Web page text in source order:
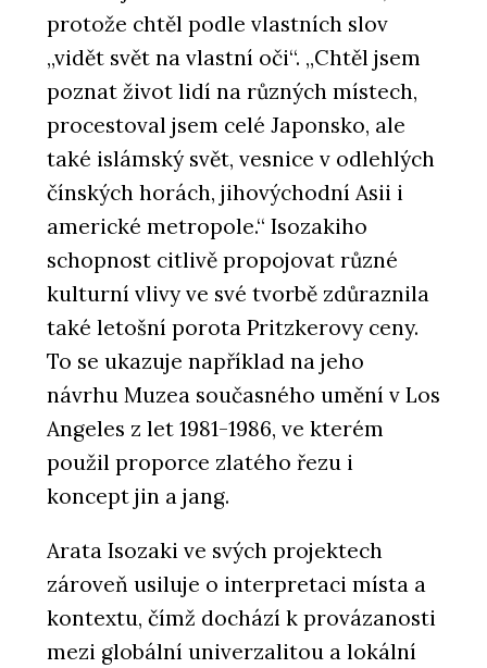
protože chtěl podle vlastních slov
„vidět svět na vlastní oči“. „Chtěl jsem
poznat život lidí na různých místech,
procestoval jsem celé Japonsko, ale
také islámský svět, vesnice v odlehlých
čínských horách, jihovýchodní Asii i
americké metropole.“ Isozakiho
schopnost citlivě propojovat různé
kulturní vlivy ve své tvorbě zdůraznila
také letošní porota Pritzkerovy ceny.
To se ukazuje například na jeho
návrhu Muzea současného umění v Los
Angeles z let 1981-1986, ve kterém
použil proporce zlatého řezu i
koncept jin a jang.
Arata Isozaki ve svých projektech
zároveň usiluje o interpretaci místa a
kontextu, čímž dochází k provázanosti
mezi globální univerzalitou a lokální